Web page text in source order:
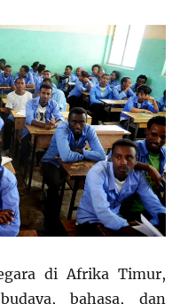
di Afrika Timur,
bahasa, dan